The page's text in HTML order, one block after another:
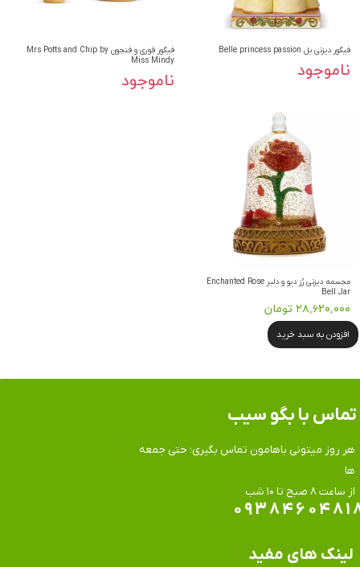
فیگور دیزنی بل Belle princess passion
ناموجود
فیگور قوری و فنجون Mrs Potts and Chip by
Miss Mindy
ناموجود
مجسمه دیزنی رُز دیو و دلبر Enchanted Rose
Bell Jar
۲۸,۶۲۰,۰۰۰ تومان
افزودن به سبد خرید
هر روز میتونی باهامون تماس بگیری؛ حتی جمعه
ها
​​​​​​​از ساعت ۸ صبح تا ۱۰ شب
تماس​​​​​​​ با بگو سیب
لینک های مفید